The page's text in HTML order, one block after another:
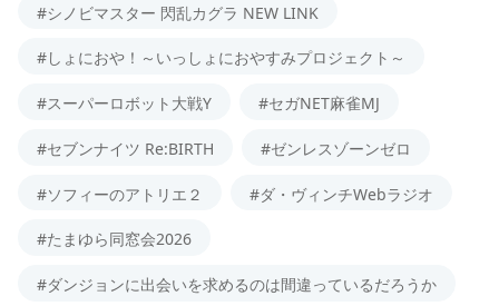
#シノビマスター 閃乱カグラ NEW LINK
#しょにおや！～いっしょにおやすみプロジェクト～
#スーパーロボット大戦Y #セガNET麻雀MJ
#セブンナイツ Re:BIRTH #ゼンレスゾーンゼロ
#ソフィーのアトリエ２ #ダ・ヴィンチWebラジオ
#たまゆら同窓会2026
#ダンジョンに出会いを求めるのは間違っているだろうか